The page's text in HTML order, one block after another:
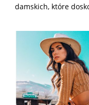
damskich, które